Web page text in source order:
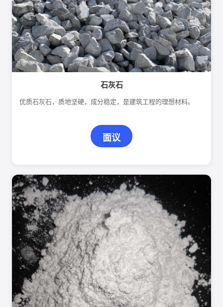
石灰石
优质石灰石，质地坚硬，成分稳定，是建筑工程的理想材料。
面议